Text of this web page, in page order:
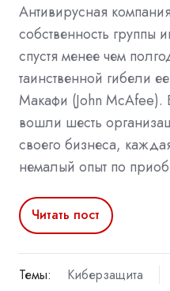
Антивирусная
собственность группы
спустя менее чем
таинственной гибели
Макафи (John McAfee).
вошли шесть
своего бизнеса,
немалый опыт по
Читать пост
Темы: Киберзащита